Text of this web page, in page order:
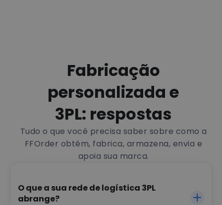
Fabricação
personalizada e
3PL: respostas
Tudo o que você precisa saber sobre como a
FFOrder obtém, fabrica, armazena, envia e
apoia sua marca.
O que a sua rede de logística 3PL
abrange?